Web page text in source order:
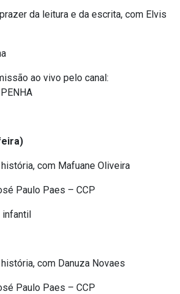
da leitura e da escrita, com Elvis
ao vivo pelo canal:
com Mafuane Oliveira
Paulo Paes – CCP
infantil
com Danuza Novaes
Paulo Paes – CCP